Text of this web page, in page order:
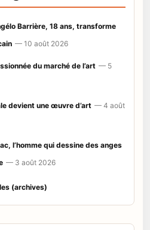
Barrière, 18 ans, transforme
— 10 août 2026
du marché de l’art — 5
devient une œuvre d’art — 4 août
l’homme qui dessine des anges
— 3 août 2026
(archives)